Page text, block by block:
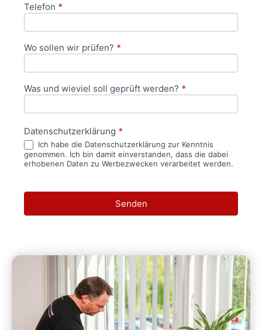
Telefon *
Wo sollen wir prüfen? *
Was und wieviel soll geprüft werden? *
Datenschutzerklärung *
Ich habe die Datenschutzerklärung zur Kenntnis
genommen. Ich bin damit einverstanden, dass die dabei
erhobenen Daten zu Werbezwecken verarbeitet werden.
Senden